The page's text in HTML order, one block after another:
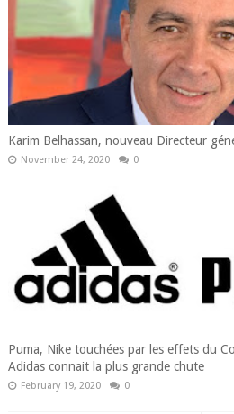
Karim Belhassan, nouveau Directeur
November 24, 2020 0
Puma, Nike touchées par les effets du
Adidas connait la plus grande chute
February 19, 2020 0